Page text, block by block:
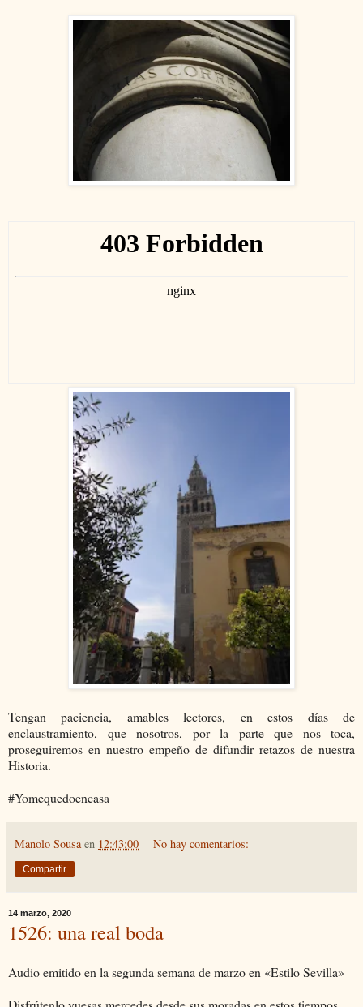
Tengan paciencia, amables lectores, en estos días de
enclaustramiento, que nosotros, por la parte que nos toca,
proseguiremos en nuestro empeño de difundir retazos de nuestra
Historia.
#Yomequedoencasa
Manolo Sousa en 12:43:00 No hay comentarios:
Compartir
14 marzo, 2020
1526: una real boda
Audio emitido en la segunda semana de marzo en «Estilo Sevilla»